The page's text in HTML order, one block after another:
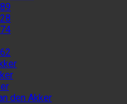
den Akker